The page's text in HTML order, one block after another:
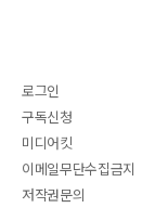
로그인
구독신청
미디어킷
이메일무단수집금지
저작권문의